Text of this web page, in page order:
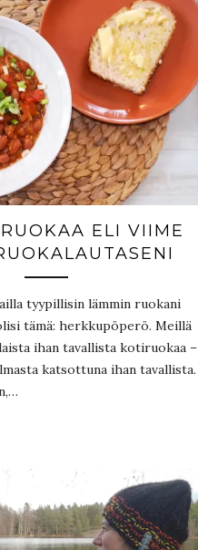
ELI VIIME
tyypillisin lämmin ruokani
tämä: herkkupöperö. Meillä
ihan tavallista kotiruokaa –
katsottuna ihan tavallista.